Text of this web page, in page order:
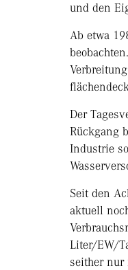
und den
Ab etwa
Der
Rückgang
Industrie
Seit den
aktuell
Liter/EW/
seither nur